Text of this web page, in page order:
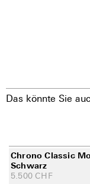
25 Steine
Das könnte Sie
Chrono Classic
Schwarz
5.500 CHF